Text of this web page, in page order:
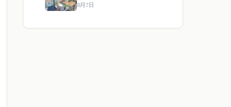
8月7日